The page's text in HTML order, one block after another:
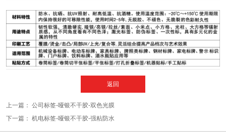
返回
上一篇： 公司标签-哑银不干胶-双色光膜
下一篇： 机电标签-哑银不干胶-强粘防水